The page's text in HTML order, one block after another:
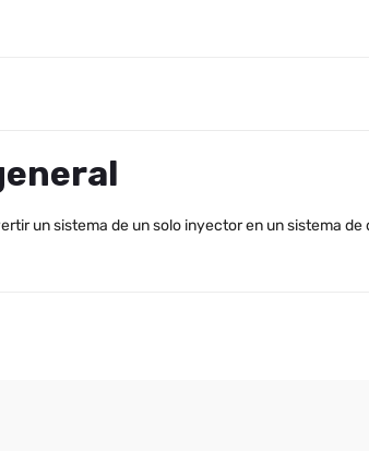
un sistema de un solo inyector en un sistema de